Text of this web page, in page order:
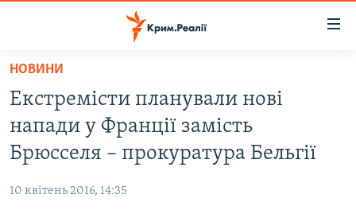
Перейти
основного
матеріалу
Перейти
до
основної
ВОДА.КРИМ
ВІДЕО ТА ФОТО
БЛОГИ
НОВИНИ
Екстремісти планували нові
напади у Франції замість
Брюсселя – прокуратура Бельгії
10 квітень 2016, 14:35